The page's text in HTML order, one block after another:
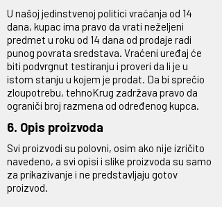
U našoj jedinstvenoj politici vraćanja od 14
dana, kupac ima pravo da vrati neželjeni
predmet u roku od 14 dana od prodaje radi
punog povrata sredstava. Vraćeni uređaj će
biti podvrgnut testiranju i proveri da li je u
istom stanju u kojem je prodat. Da bi sprečio
zloupotrebu, tehnoKrug zadržava pravo da
ograniči broj razmena od određenog kupca.
6. Opis proizvoda
Svi proizvodi su polovni, osim ako nije izričito
navedeno, a svi opisi i slike proizvoda su samo
za prikazivanje i ne predstavljaju gotov
proizvod.